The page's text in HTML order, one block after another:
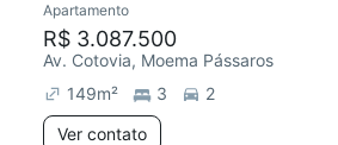
Redecorar
Apartamento
R$ 3.087.500
Av. Cotovia, Moema Pássaros
149m² 3
2
Ver contato